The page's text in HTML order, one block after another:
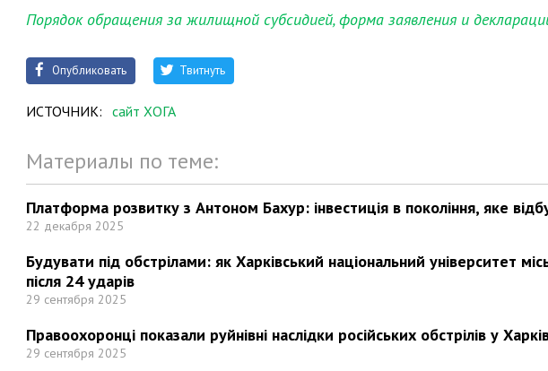
Порядок обращения за жилищной субсидией, форма заявления и
Опубликовать Твитнуть
ИСТОЧНИК: сайт ХОГА
Материалы по теме:
Платформа розвитку з Антоном Бахур: інвестиція в покоління, яке
22 декабря 2025
Будувати під обстрілами: як Харківський національний університет
після 24 ударів
29 сентября 2025
Правоохоронці показали руйнівні наслідки російських обстрілів у
29 сентября 2025